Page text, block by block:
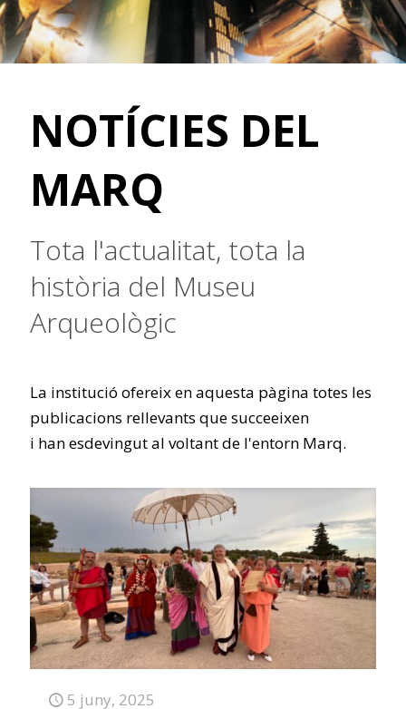
NOTÍCIES DEL
MARQ
Tota l'actualitat, tota la
història del Museu
Arqueològic
La institució ofereix en aquesta pàgina totes les
publicacions rellevants que succeeixen
i han esdevingut al voltant de l'entorn Marq.
5 juny, 2025